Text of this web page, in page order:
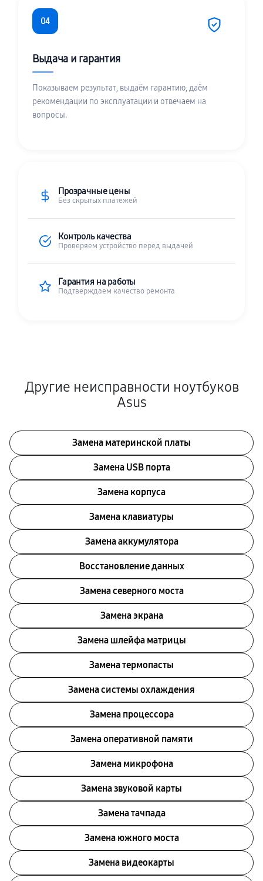
04
Выдача и гарантия
Показываем результат, выдаём гарантию, даём
рекомендации по эксплуатации и отвечаем на
вопросы.
Прозрачные цены
Без скрытых платежей
Контроль качества
Проверяем устройство перед выдачей
Гарантия на работы
Подтверждаем качество ремонта
Другие неисправности ноутбуков
Asus
Замена материнской платы
Замена USB порта
Замена корпуса
Замена клавиатуры
Замена аккумулятора
Восстановление данных
Замена северного моста
Замена экрана
Замена шлейфа матрицы
Замена термопасты
Замена системы охлаждения
Замена процессора
Замена оперативной памяти
Замена микрофона
Замена звуковой карты
Замена тачпада
Замена южного моста
Замена видеокарты